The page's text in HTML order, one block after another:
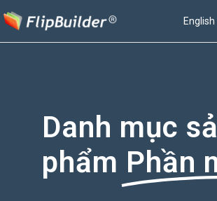
English
Danh mục
phẩm Phần